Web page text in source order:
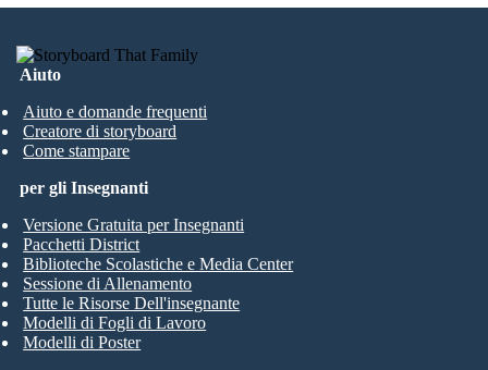
Aiuto
Aiuto e domande frequenti
Creatore di storyboard
Come stampare
per gli Insegnanti
Versione Gratuita per Insegnanti
Pacchetti District
Biblioteche Scolastiche e Media Center
Sessione di Allenamento
Tutte le Risorse Dell'insegnante
Modelli di Fogli di Lavoro
Modelli di Poster